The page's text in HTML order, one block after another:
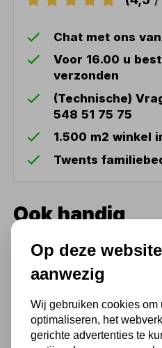
Chat met ons
Voor 16.00 u
verzonden
(Technische)
548 51 75 75
1.500 m2 winkel
Twents
Ook handig
Optidrill
1.395,00
Op deze
aanwezig
Wij gebruiken cookies om
optimaliseren, het
gerichte advertenties te